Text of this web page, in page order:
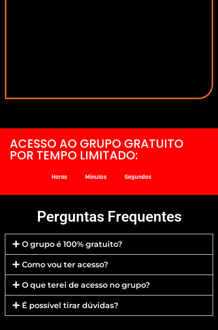
ACESSO AO GRUPO GRATUITO
POR TEMPO LIMITADO:
Horas Minutos Segundos
Perguntas Frequentes
O grupo é 100% gratuito?
Como vou ter acesso?
O que terei de acesso no grupo?
É possível tirar dúvidas?